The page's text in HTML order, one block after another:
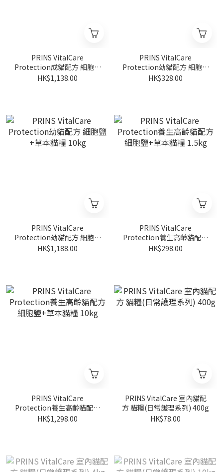
PRINS VitalCare
Protection成貓配方 細胞鹽
+草本貓糧 10kg
HK$1,138.00
PRINS VitalCare
Protection幼貓配方 細胞鹽
+草本貓糧 1.5kg
HK$328.00
PRINS VitalCare
Protection幼貓配方 細胞鹽
+草本貓糧 10kg
HK$1,188.00
PRINS VitalCare
Protection養生高齡貓配方
細胞鹽+草本貓糧 1.5kg
HK$298.00
PRINS VitalCare
Protection養生高齡貓配方
細胞鹽+草本貓糧 10kg
HK$1,298.00
PRINS VitalCare 室內貓配
方 貓糧(日常護理系列) 400g
HK$78.00